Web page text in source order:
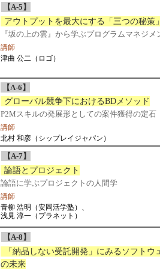
【A-5】
アウトプットを最大にする「三つの秘策
『坂の上の雲』から学ぶプログラムマネジメ
講師
津曲 公二（ロゴ）
【A-6】
グローバル競争下におけるBDメソッド
P2Mスキルの発展形としての案件獲得の定石
講師
北村 和彦（シップレイジャパン）
【A-7】
論語とプロジェクト
論語に学ぶプロジェクトの人間学
講師
青柳 浩明（安岡活学塾）、
浅見 淳一（プラネット）
【A-8】
「納品しない受託開発」にみるソフトウ
の未来